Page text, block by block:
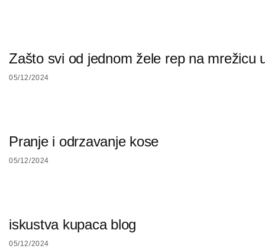
Zašto svi od jednom žele rep na mrežicu
05/12/2024
Pranje i odrzavanje kose
05/12/2024
iskustva kupaca blog
05/12/2024